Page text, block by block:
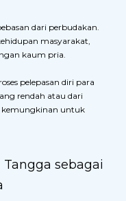
dari perbudakan.
masyarakat,
kaum pria.
pelepasan diri para
rendah atau dari
kemungkinan untuk
sebagai